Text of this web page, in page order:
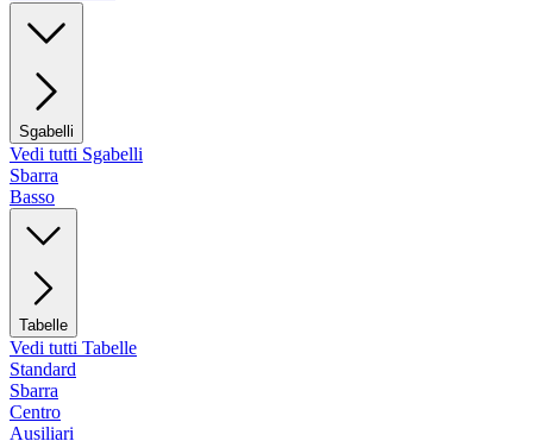
Sgabelli
Vedi tutti Sgabelli
Sbarra
Basso
Tabelle
Vedi tutti Tabelle
Standard
Sbarra
Centro
Ausiliari